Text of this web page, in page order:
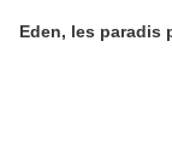
Eden, les paradis